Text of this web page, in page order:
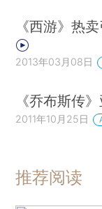
《西游》热
2013年03月08日
《乔布斯传
2011年10月25日
推荐阅读